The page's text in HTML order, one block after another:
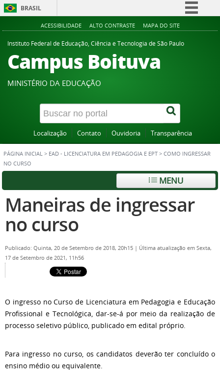
BRASIL
Simplifique!
Comunica BR
Acesso à informação
Canais
ACESSIBILIDADE ALTO CONTRASTE MAPA DO SITE
Instituto Federal de Educação, Ciência e Tecnologia de São Paulo
Campus Boituva
MINISTÉRIO DA EDUCAÇÃO
Localização Contato Ouvidoria Transparência
PÁGINA INICIAL > EAD - LICENCIATURA EM PEDAGOGIA E EPT > COMO INGRESSAR
NO CURSO
MENU
Maneiras de ingressar
no curso
Publicado: Quinta, 20 de Setembro de 2018, 20h15 | Última atualização em Sexta,
17 de Setembro de 2021, 11h56
O ingresso no Curso de Licenciatura em Pedagogia e Educação
Profissional e Tecnológica, dar-se-á por meio da realização de
processo seletivo público, publicado em edital próprio.
Para ingresso no curso, os candidatos deverão ter concluído o
ensino médio ou equivalente.